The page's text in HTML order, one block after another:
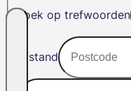
Zoek op trefwoorden
Afstand